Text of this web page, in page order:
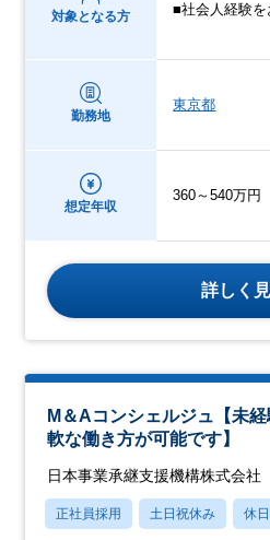
対象となる方
■社会人経験
勤務地
東京都
想定年収
360～540万円
詳しく
M＆Aコンシェルジュ【未
軟な働き方が可能です】
日本事業承継支援機構株式会社
正社員採用 土日祝休み 休